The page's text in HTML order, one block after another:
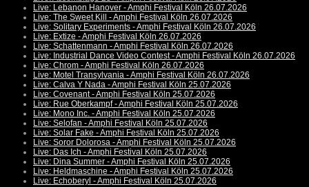
Live: Lebanon Hanover - Amphi Festival Köln 26.07.2026
Live: The Sweet Kill - Amphi Festival Köln 26.07.2026
Live: Solitary Experiments - Amphi Festival Köln 26.07.2026
Live: Extize - Amphi Festival Köln 26.07.2026
Live: Schattenmann - Amphi Festival Köln 26.07.2026
Live: Industrial Dance Video Contest - Amphi Festival Köln 26.07.2026
Live: Chrom - Amphi Festival Köln 26.07.2026
Live: Motel Transylvania - Amphi Festival Köln 26.07.2026
Live: Calva Y Nada - Amphi Festival Köln 25.07.2026
Live: Covenant - Amphi Festival Köln 25.07.2026
Live: Rue Oberkampf - Amphi Festival Köln 25.07.2026
Live: Mono Inc. - Amphi Festival Köln 25.07.2026
Live: Selofan - Amphi Festival Köln 25.07.2026
Live: Solar Fake - Amphi Festival Köln 25.07.2026
Live: Soror Dolorosa - Amphi Festival Köln 25.07.2026
Live: Das Ich - Amphi Festival Köln 25.07.2026
Live: Dina Summer - Amphi Festival Köln 25.07.2026
Live: Heldmaschine - Amphi Festival Köln 25.07.2026
Live: Echoberyl - Amphi Festival Köln 25.07.2026